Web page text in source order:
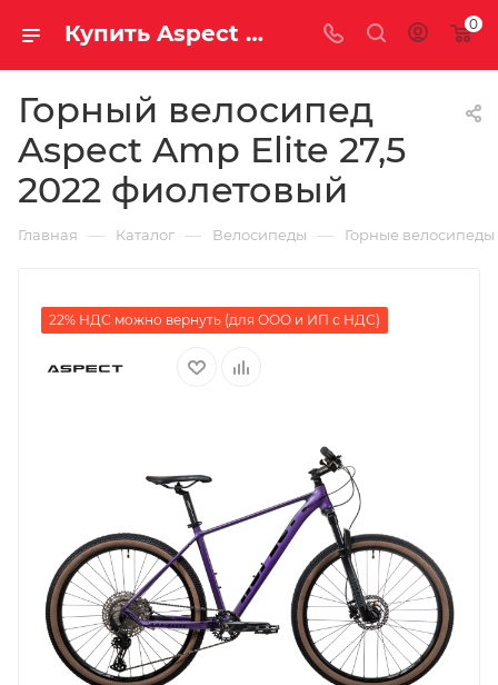
Купить Aspect Amp Elite 27,5 2022 фиолетовый за рублей, а со скидкой 0
Горный велосипед
Aspect Amp Elite 27,5
2022 фиолетовый
Главная — Каталог — Велосипеды — Горные велосипеды
22% НДС можно вернуть (для ООО и ИП с НДС)